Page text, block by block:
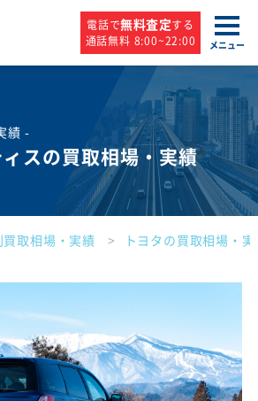
電話で無料査定する
通話無料 8:00~22:00
メニュー
績 -
スの買取相場・実績
買取相場・実績 トヨタの買取相場・